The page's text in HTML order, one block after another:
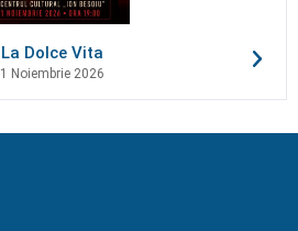
La Dolce Vita
1 Noiembrie 2026